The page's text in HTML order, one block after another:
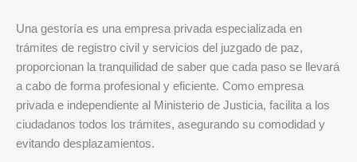
Una gestoría es una empresa privada especializada en
trámites de registro civil y servicios del juzgado de paz,
proporcionan la tranquilidad de saber que cada paso se llevará
a cabo de forma profesional y eficiente. Como empresa
privada e independiente al Ministerio de Justicia, facilita a los
ciudadanos todos los trámites, asegurando su comodidad y
evitando desplazamientos.